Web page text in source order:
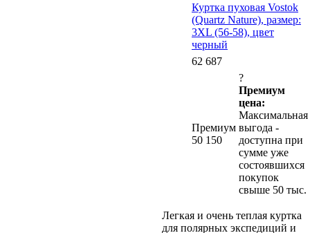
Куртка пуховая Vostok
(Quartz Nature), размер:
3XL (56-58), цвет
черный
62 687
Премиум
50 150
?
Премиум
цена:
Максимальная
выгода -
доступна при
сумме уже
состоявшихся
покупок
свыше 50 тыс.
Легкая и очень теплая куртка
для полярных экспедиций и